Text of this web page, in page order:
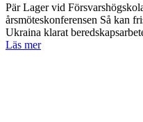
Pär Lager vid
årsmöteskonferensen Så kan
Ukraina klarat
Läs mer